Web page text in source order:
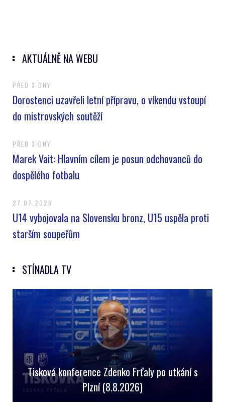
AKTUÁLNĚ NA WEBU
PŘED 3 DNY
Dorostenci uzavřeli letní přípravu, o víkendu vstoupí
do mistrovských soutěží
PŘED 3 DNY
Marek Vait: Hlavním cílem je posun odchovanců do
dospělého fotbalu
27.07.2026
U14 vybojovala na Slovensku bronz, U15 uspěla proti
starším soupeřům
STÍNADLA TV
Tisková konference Zdenko Frťaly po utkání s
Plzní (8.8.2026)